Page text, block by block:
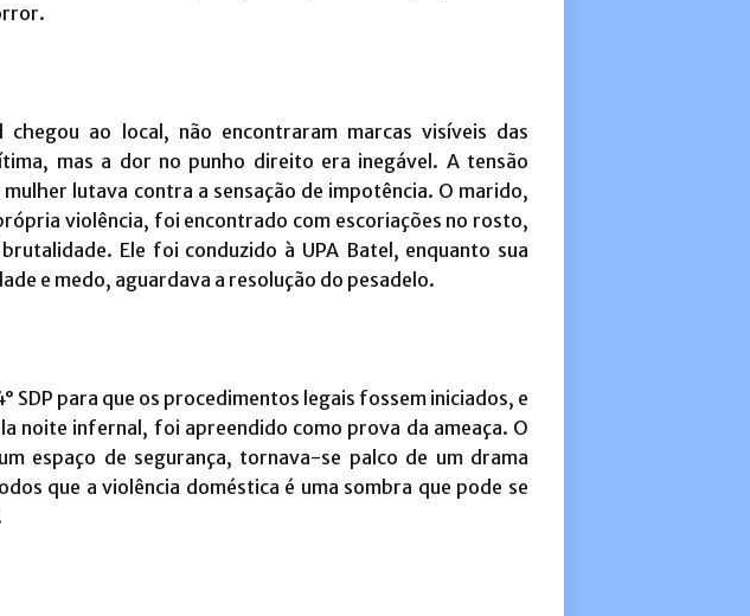
chegou ao local, não encontraram marcas visíveis das
mas a dor no punho direito era inegável. A tensão
lutava contra a sensação de impotência. O marido,
violência, foi encontrado com escoriações no rosto,
Ele foi conduzido à UPA Batel, enquanto sua
e medo, aguardava a resolução do pesadelo.
SDP para que os procedimentos legais fossem iniciados, e
noite infernal, foi apreendido como prova da ameaça. O
espaço de segurança, tornava-se palco de um drama
que a violência doméstica é uma sombra que pode se